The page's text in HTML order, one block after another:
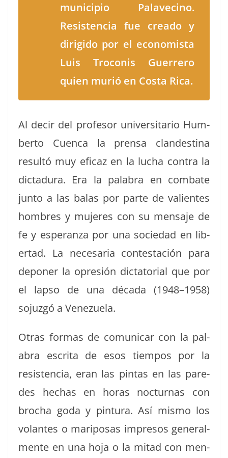
munici­pio Palave­ci­no.
Resisten­cia fue crea­do y
dirigi­do por el econ­o­mista
Luis Tro­co­nis Guer­rero
quien murió en Cos­ta Rica.
Al decir del pro­fe­sor uni­ver­si­tario Hum­
ber­to Cuen­ca la pren­sa clan­des­ti­na
resultó muy efi­caz en la lucha con­tra la
dic­tadu­ra. Era la pal­abra en com­bate
jun­to a las balas por parte de valientes
hom­bres y mujeres con su men­saje de
fe y esper­an­za por una sociedad en lib­
er­tad. La nece­saria con­testación para
depon­er la opre­sión dic­ta­to­r­i­al que por
el lap­so de una déca­da (1948–1958)
sojuzgó a Venezuela.
Otras for­mas de comu­nicar con la pal­
abra escri­ta de esos tiem­pos por la
resisten­cia, eran las pin­tas en las pare­
des hechas en horas noc­tur­nas con
brocha goda y pin­tu­ra. Así mis­mo los
volantes o mari­posas impre­sos gen­eral­
mente en una hoja o la mitad con men­